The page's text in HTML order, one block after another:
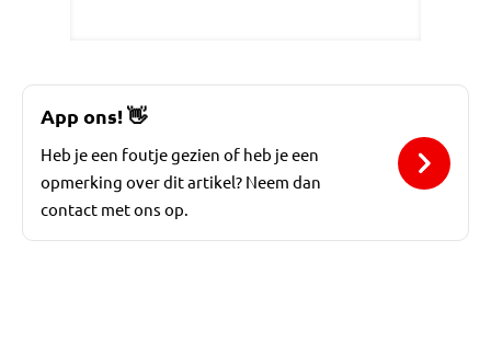
App ons!👋
Heb je een foutje gezien of heb je een
opmerking over dit artikel? Neem dan
contact met ons op.